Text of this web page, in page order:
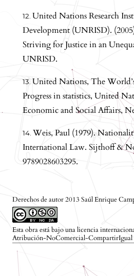
Derechos de autor 2013 Saúl Enrique
Esta obra está bajo una licencia
Atribución-NoComercial-CompartirIgual
United Nations Research
Development (UNRISD).
Striving for Justice in an
UNRISD.
United Nations, The
Progress in statistics, United
Economic and Social Affairs,
Weis, Paul (1979).
International Law. Sijthoff &
9789028603295.